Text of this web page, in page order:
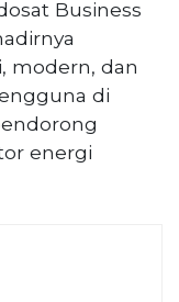
Business
modern, dan
di
energi